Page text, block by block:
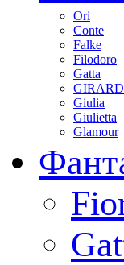
Ori
Conte
Falke
Filodoro
Gatta
Giulia
Giulietta
Glamour